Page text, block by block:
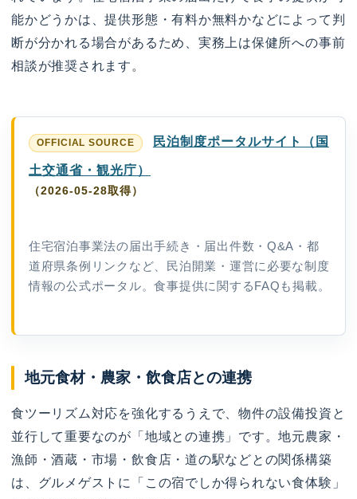
能かどうかは、提供形態・有料か無料かなどによって判
断が分かれる場合があるため、実務上は保健所への事前
相談が推奨されます。
民泊制度ポータルサイト（国
土交通省・観光庁）
（2026-05-28取得）
住宅宿泊事業法の届出手続き・届出件数・Q&A・都
道府県条例リンクなど、民泊開業・運営に必要な制度
情報の公式ポータル。食事提供に関するFAQも掲載。
地元食材・農家・飲食店との連携
食ツーリズム対応を強化するうえで、物件の設備投資と
並行して重要なのが「地域との連携」です。地元農家・
漁師・酒蔵・市場・飲食店・道の駅などとの関係構築
は、グルメゲストに「この宿でしか得られない食体験」